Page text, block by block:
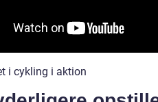
i cykling i aktion